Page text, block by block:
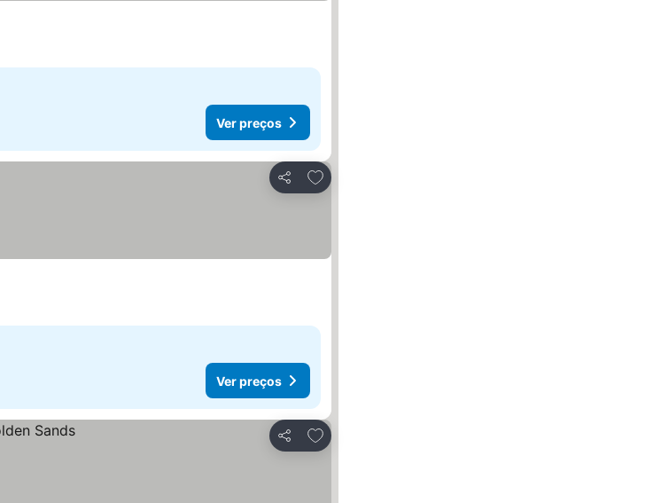
Ver preços
Partilhar
Adicionar aos favoritos
Ver preços
Partilhar
Adicionar aos favoritos